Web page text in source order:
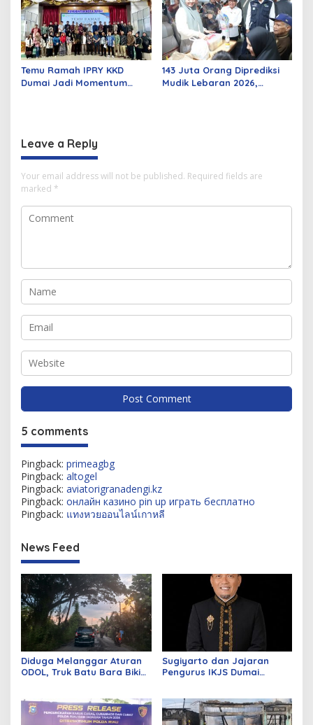
Temu Ramah IPRY KKD
Dumai Jadi Momentum
143 Juta Orang Diprediksi
Mudik Lebaran 2026,
Leave a Reply
Your email address will not be published. Required fields are
marked *
5 comments
Pingback: primeagbg
Pingback: altogel
Pingback: aviatorigranadengi.kz
Pingback: онлайн казино pin up играть бесплатно
Pingback: แทงหวยออนไลน์เกาหลี
News Feed
Diduga Melanggar Aturan
ODOL, Truk Batu Bara Bikin
Sugiyarto dan Jajaran
Pengurus IKJS Dumai